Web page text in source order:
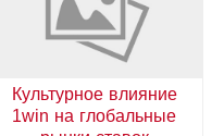
Культурное влияние
1win на глобальные